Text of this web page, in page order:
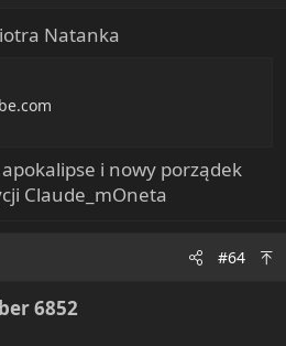
Natanka
i nowy porządek
Claude_mOneta
#64
6852